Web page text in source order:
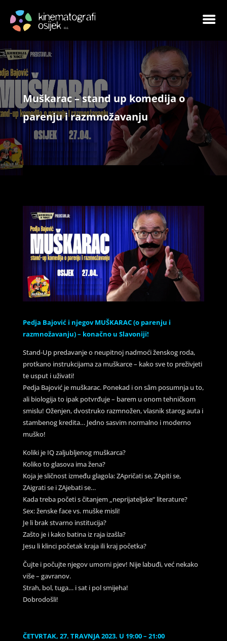
Muškarac – stand up komedija o
parenju i razmnožavanju
Pedja Bajović i njegov MUŠKARAC (o parenju i
razmnožavanju) – konačno u Slavoniji!
Stand-Up predavanje o neupitnoj nadmoći ženskog roda,
protkano instrukcijama za muškarce – kako sve to preživjeti
te usput i uživati!
Pedja Bajović je muškarac. Ponekad i on sâm posumnja u to,
ali biologija to ipak potvrđuje – barem u onom tehničkom
smislu! Oženjen, dvostruko razmnožen, vlasnik starog auta i
stambenog kredita… Jedno sasvim normalno i moderno
muško!
Koliki je IQ zaljubljenog muškarca?
Koliko to glasova ima žena?
Koja je sličnost između glagola: ZApričati se, ZApiti se,
ZAigrati se i ZAjebati se…
Kada treba početi s čitanjem „neprijateljske“ literature?
Sex: ženske face vs. muške misli!
Je li brak stvarno institucija?
Zašto je i kako batina iz raja izašla?
Jesu li klinci početak kraja ili kraj početka?
Čujte i počujte njegov umorni pjev! Nije labuđi, već nekako
više – gavranov.
Strah, bol, tuga… i sat i pol smijeha!
Dobrodošli!
ČETVRTAK, 27. TRAVNJA 2023. U 19:00 – 21:00